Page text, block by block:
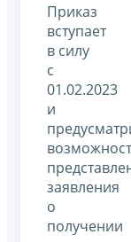
Приказ
вступает
в силу
с
01.02.2023
и
заявления
о
получении